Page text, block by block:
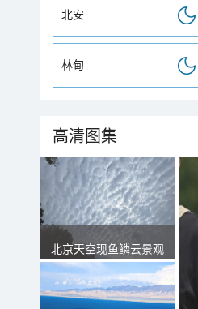
北安
林甸
高清图集
北京天空现鱼鳞云景观